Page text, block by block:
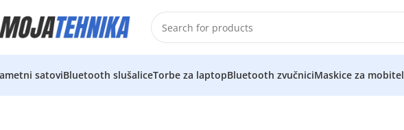
satoviBluetooth slušaliceTorbe za laptopBluetooth zvučniciMaskice za mobitel